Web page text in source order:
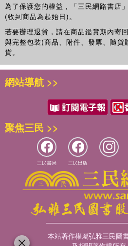
為了保護您的權益，「三民網路書店」
(收到商品為起始日)。
若要辦理退貨，請在商品鑑賞期內寄
與完整包裝(商品、附件、發票、隨貨
貨。
網站導航 >>
聚焦三民 >>
三民書局 三民出版
本站著作權屬弘雅三民圖